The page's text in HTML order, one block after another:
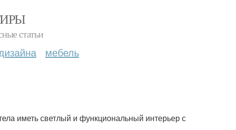
статьи
мебель
иметь светлый и функциональный интерьер с